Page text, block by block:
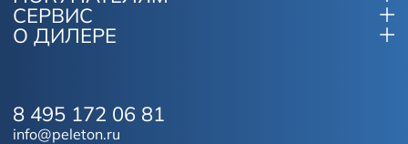
СЕРВИС
О ДИЛЕРЕ
8 495 172 06 81
info@peleton.ru